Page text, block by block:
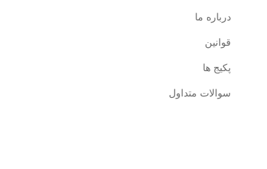
درباره ما
قوانین
پکیج ها
سوالات متداول